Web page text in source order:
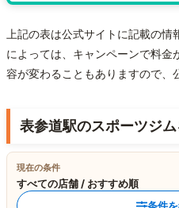
上記の表は公式サイトに記載の情
によっては、キャンペーンで料金
容が変わることもありますので、
表参道駅のスポーツジ
現在の条件
すべての店舗 / おすすめ順